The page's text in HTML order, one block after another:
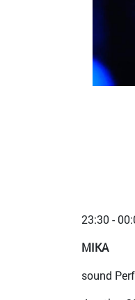
23:30 -
MIKA
sound